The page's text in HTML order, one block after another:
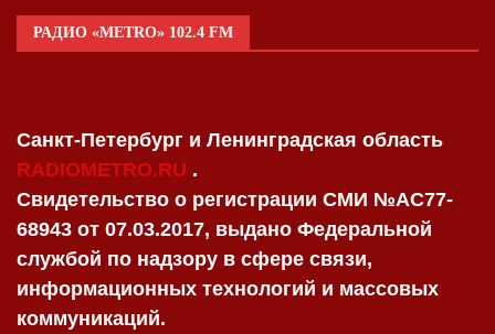
РАДИО «METRO» 102.4 FM
Санкт-Петербург и Ленинградская область
RADIOMETRO.RU .
Свидетельство о регистрации СМИ №AC77-
68943 от 07.03.2017, выдано Федеральной
службой по надзору в сфере связи,
информационных технологий и массовых
коммуникаций.